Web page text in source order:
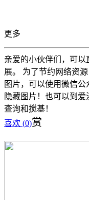
更多
亲爱的小伙伴们，可
展。 为了节约网络资
图片，可以使用微信公
隐藏图片！也可以到爱
查询和搅基！
喜欢 (0)赏